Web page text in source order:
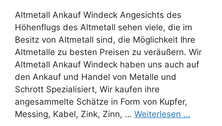
Altmetall Ankauf Windeck Angesichts des
Höhenflugs des Altmetall sehen viele, die im
Besitz von Altmetall sind, die Möglichkeit Ihre
Altmetalle zu besten Preisen zu veräußern. Wir
Altmetall Ankauf Windeck haben uns auch auf
den Ankauf und Handel von Metalle und
Schrott Spezialisiert, Wir kaufen ihre
angesammelte Schätze in Form von Kupfer,
Messing, Kabel, Zink, Zinn, … Weiterlesen …